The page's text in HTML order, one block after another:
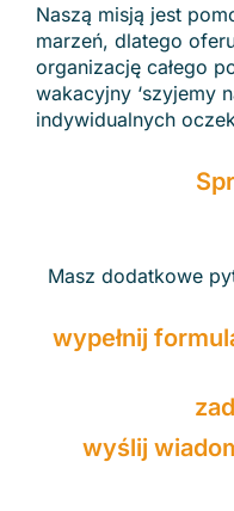
Naszą misją jest
marzeń, dlatego
organizację całego
wakacyjny ‘szyjemy
indywidualnych
Masz dodatkowe
wypełnij
wyślij